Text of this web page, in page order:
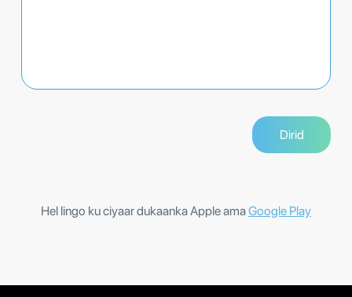
Hel lingo ku ciyaar dukaanka Apple amaGoogle Play